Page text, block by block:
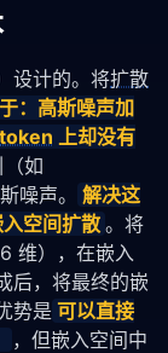
设计的。将扩散
：高斯噪声加
token 上却没有
如
噪声。
解决这
空间扩散 。将
维），在嵌入
后，将最终的嵌
势是 可以直接
，但嵌入空间中